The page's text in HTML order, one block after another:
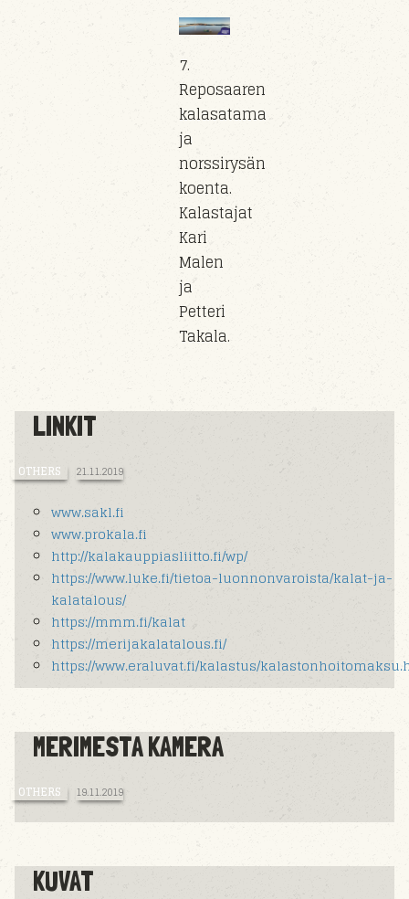
7.
Reposaaren
kalasatama
ja
norssirysän
koenta.
Kalastajat
Kari
Malen
ja
Petteri
Takala.
LINKIT
OTHERS 21.11.2019
www.sakl.fi
www.prokala.fi
http://kalakauppiasliitto.fi/wp/
https://www.luke.fi/tietoa-luonnonvaroista/kalat-ja-
kalatalous/
https://mmm.fi/kalat
https://merijakalatalous.fi/
https://www.eraluvat.fi/kalastus/
MERIMESTA KAMERA
OTHERS 19.11.2019
KUVAT